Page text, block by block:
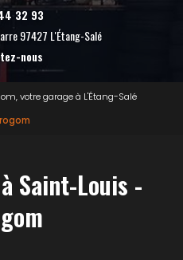
32 93
97427 L'Étang-Salé
nous
votre garage à L'Étang-Salé
Saint-Louis -